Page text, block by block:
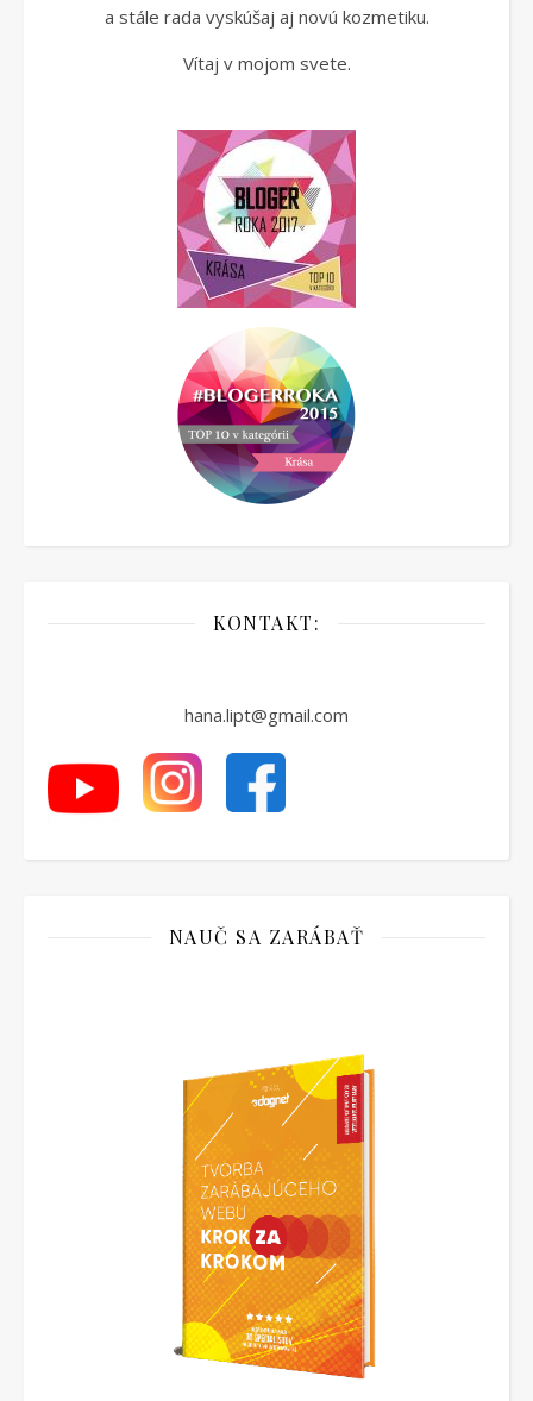
a stále rada vyskúšaj aj novú kozmetiku.
Vítaj v mojom svete.
KONTAKT:
hana.lipt@gmail.com
NAUČ SA ZARÁBAŤ